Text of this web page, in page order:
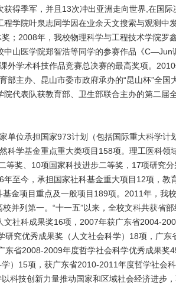
得季军，并且13次冲出亚洲走向世界,在国
学院叶泉志同学因在业余天文搜索与观测中
；2008年，我校物理科学与工程技术学院罗
中山医学院郑智浩等同学的参赛作品《C—Jun
外学术科技作品竞赛总决赛的最高奖项。
部主办、昆山市委市政府承办的“昆山杯”全国
代表队获教育部、卫生部联合主办的第二届
单位承担国家973计划（包括国际重大科学计
科学基金重点重大类项目158项。理工医科领
等奖、10项国家科技进步二等奖，17项研究分
年至今，承担国家社科基金重大项目12项，教
金项目重点及一般项目189项。2011年，我
并列第一。“十一五”以来，全校文科共获省
文社科成果奖16项，2007年获广东省2004-
研究优秀成果奖（人文社会科学）18项，广
东省2008-2009年度哲学社会科学优秀成果奖
）15项，获广东省2010-2011年度哲学社会科
科技创新力量推动国家和区域社会经济进步，